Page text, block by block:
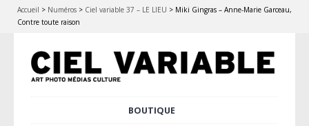
Accueil > Numéros > Ciel variable 37 – LE LIEU > Miki Gingras – Anne-Marie Garceau,
Contre toute raison
BOUTIQUE